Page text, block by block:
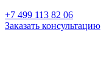
+7 499 113 82 06
Заказать консультацию